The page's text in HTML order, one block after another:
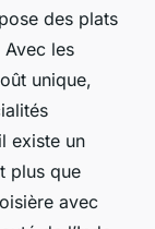
des plats
les
unique,
existe un
plus que
avec